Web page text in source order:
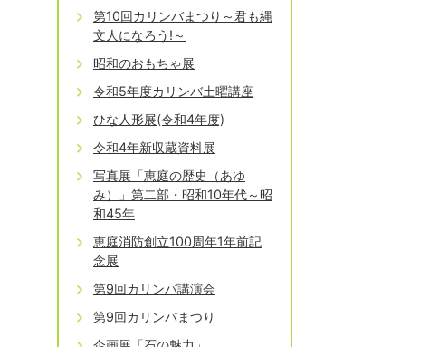
第10回カリンバまつり～君も縄
文人になろう!～
昭和のおもちゃ展
令和5年度カリンバ土曜講座
ひな人形展(令和4年度)
令和4年新収蔵資料展
写真展「恵庭の歴史（あゆ
み）」第二部・昭和10年代～昭
和45年
恵庭消防創立100周年1年前記
念展
第9回カリンバ講演会
第9回カリンバまつり